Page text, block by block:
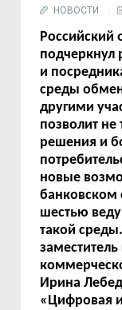
НОВОСТИ
Российский
подчеркнул
и
среды
другими
позволит не
решения и
новые
банковском
шестью
такой
Ирина
«Цифровая